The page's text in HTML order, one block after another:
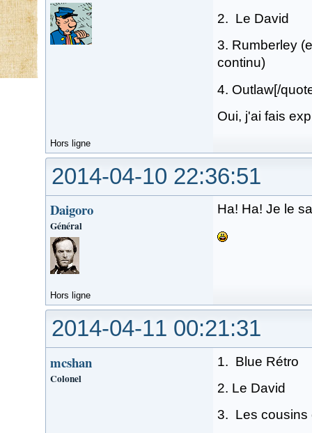
2. Le David
3. Rumberley
continu)
4. Outlaw[/
Oui, j'ai fais
Hors ligne
2014-04-10 22:36:51
Daigoro
Général
Ha! Ha! Je le
Hors ligne
2014-04-11 00:21:31
mcshan
Colonel
1. Blue Rétro
2. Le David
3. Les cousins